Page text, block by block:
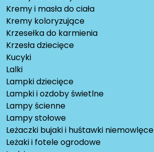
Kremy i masła do ciała
Kremy koloryzujące
Krzesełka do karmienia
Krzesła dziecięce
Kucyki
Lalki
Lampki dziecięce
Lampki i ozdoby świetlne
Lampy ścienne
Lampy stołowe
Leżaczki bujaki i huśtawki niemowlęce
Leżaki i fotele ogrodowe